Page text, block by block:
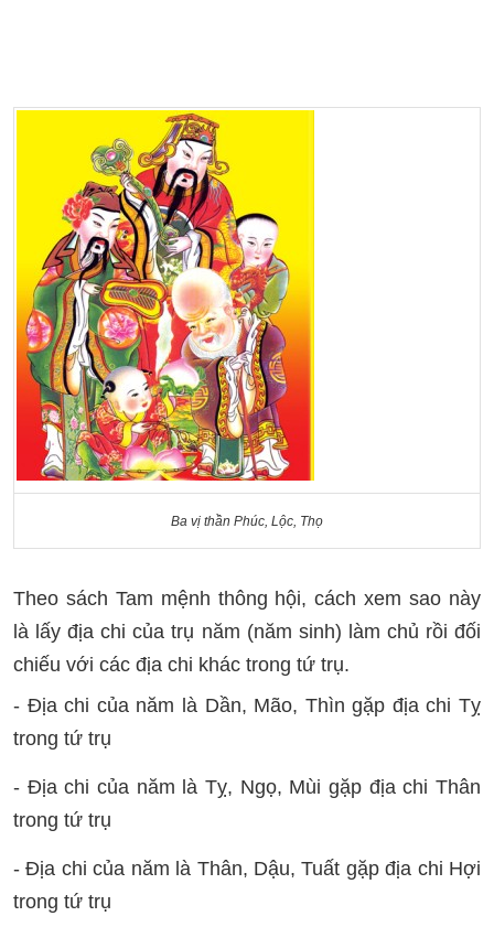
Ba vị thần Phúc, Lộc, Thọ
Theo sách Tam mệnh thông hội, cách xem sao này
là lấy địa chi của trụ năm (năm sinh) làm chủ rồi đối
chiếu với các địa chi khác trong tứ trụ.
- Địa chi của năm là Dần, Mão, Thìn gặp địa chi Tỵ
trong tứ trụ
- Địa chi của năm là Tỵ, Ngọ, Mùi gặp địa chi Thân
trong tứ trụ
- Địa chi của năm là Thân, Dậu, Tuất gặp địa chi Hợi
trong tứ trụ